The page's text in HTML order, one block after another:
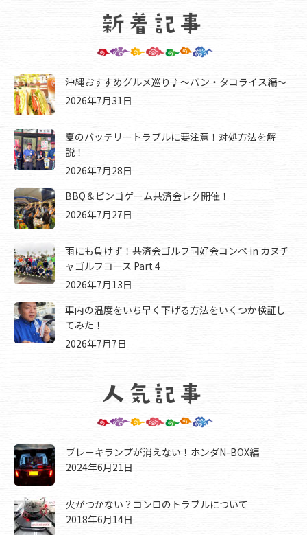
沖縄おすすめグルメ巡り♪～パン・タコライス編～
2026年7月31日
夏のバッテリートラブルに要注意！対処方法を解
説！
2026年7月28日
BBQ＆ビンゴゲーム共済会レク開催！
2026年7月27日
雨にも負けず！共済会ゴルフ同好会コンペ in カヌチ
ャゴルフコース Part.4
2026年7月13日
車内の温度をいち早く下げる方法をいくつか検証し
てみた！
2026年7月7日
ブレーキランプが消えない！ホンダN-BOX編
2024年6月21日
火がつかない？コンロのトラブルについて
2018年6月14日